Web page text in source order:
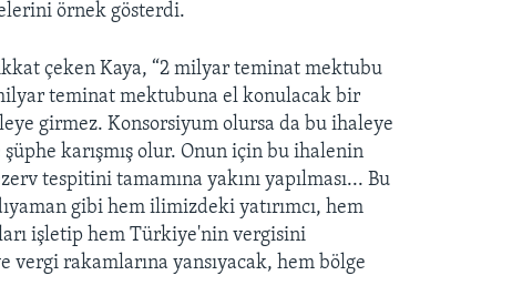
örnek gösterdi.
çeken Kaya, “2 milyar teminat mektubu
teminat mektubuna el konulacak bir
girmez. Konsorsiyum olursa da bu ihaleye
karışmış olur. Onun için bu ihalenin
tespitini tamamına yakını yapılması... Bu
gibi hem ilimizdeki yatırımcı, hem
işletip hem Türkiye'nin vergisini
vergi rakamlarına yansıyacak, hem bölge